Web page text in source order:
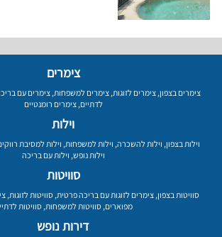
צימרים
צימרים בצפון, צימרים לזוגות, צימרים למשפחות, צימרים עם
לדתיים,צימרים רומנטיים
וילות
וילות בצפון, וילות להשכרה, וילות למשפחות, וילות למסיבת
וילות נופש, וילות עם בריכה
סוויטות
סוויטות בצפון,צימרים לזוגות עם בריכה פרטית,סוויטות לזוגות,
מפוארים,סוויטות למשפחות,סוויטות
דירות נופש